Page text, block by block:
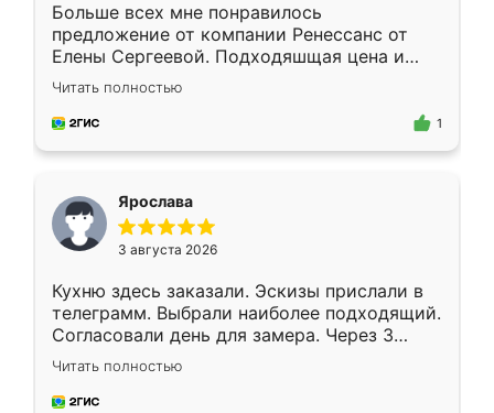
Больше всех мне понравилось
предложение от компании Ренессанс от
Елены Сергеевой. Подходяшщая цена и
короткие сроки изготовления. Приехавший
для замера сотрудник Владислав
предложил по моему эскизу самый
Читать полностью
1
Ярослава
3 августа 2026
Кухню здесь заказали. Эскизы прислали в
телеграмм. Выбрали наиболее подходящий.
Согласовали день для замера. Через 3
недели кухня была уже готова. Остались
довольны работой. Спасибо Ренессанс
мебель за качественную работу!
Читать полностью